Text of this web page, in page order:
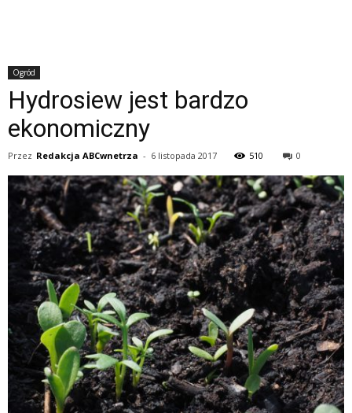
Ogród
Hydrosiew jest bardzo
ekonomiczny
Przez Redakcja ABCwnetrza - 6 listopada 2017 510 0